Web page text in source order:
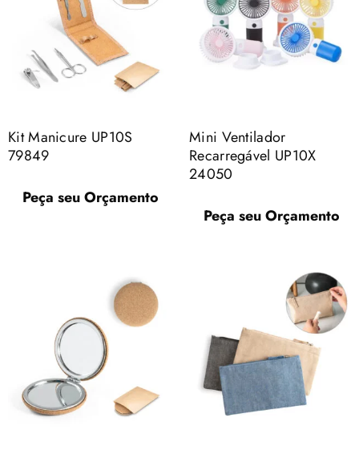
Kit Manicure UP10S
79849
Peça seu Orçamento
Mini Ventilador
Recarregável UP10X
24050
Peça seu Orçamento